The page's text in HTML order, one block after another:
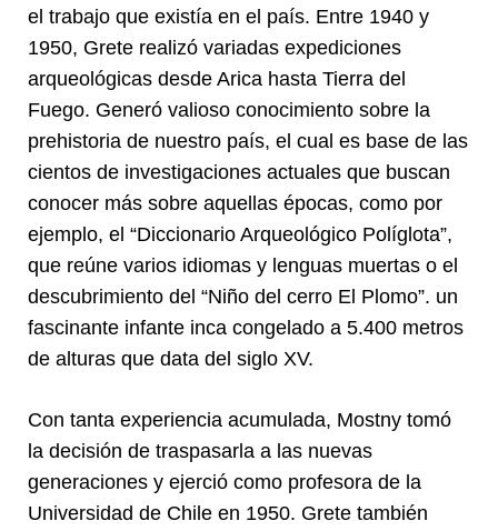
el trabajo que existía en el país. Entre 1940 y
1950, Grete realizó variadas expediciones
arqueológicas desde Arica hasta Tierra del
Fuego. Generó valioso conocimiento sobre la
prehistoria de nuestro país, el cual es base de las
cientos de investigaciones actuales que buscan
conocer más sobre aquellas épocas, como por
ejemplo, el “Diccionario Arqueológico Políglota”,
que reúne varios idiomas y lenguas muertas o el
descubrimiento del “Niño del cerro El Plomo”. un
fascinante infante inca congelado a 5.400 metros
de alturas que data del siglo XV.
Con tanta experiencia acumulada, Mostny tomó
la decisión de traspasarla a las nuevas
generaciones y ejerció como profesora de la
Universidad de Chile en 1950. Grete también